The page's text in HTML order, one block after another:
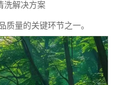
洗解决方案
质量的关键环节之一。